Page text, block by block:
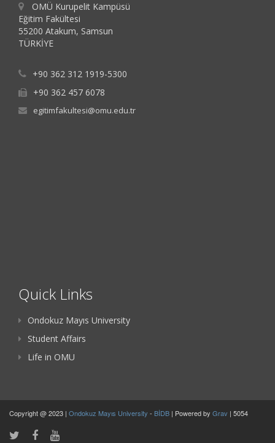
OMÜ Kurupelit Kampüsü
Eğitim Fakültesi
55200 Atakum, Samsun
TÜRKİYE
+90 362 312 1919-5300
+90 362 457 6078
egitimfakultesi@omu.edu.tr
Quick Links
Ondokuz Mayıs University
Student Affairs
Life in OMU
Copyright @ 2023 | Ondokuz Mayıs University - BİDB | Powered by Grav | 5054